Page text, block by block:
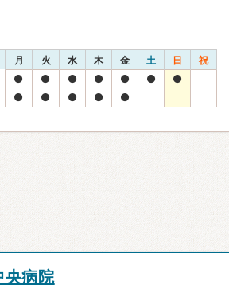
月 火 水 木 金 土 日 祝
央病院